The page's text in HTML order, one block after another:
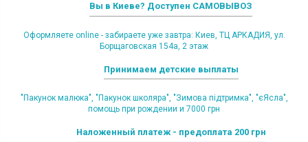
Вы в Киеве? Доступен САМОВЫВОЗ
Оформляете online - забираете уже завтра: Киев, ТЦ АРКАДИЯ, ул.
Борщаговская 154а, 2 этаж
Принимаем детские выплаты
"Пакунок малюка", "Пакунок школяра", "Зимова підтримка", "єЯсла",
помощь при рождении и 7000 грн
Наложенный платеж - предоплата 200 грн